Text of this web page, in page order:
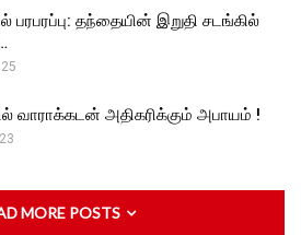
பரபரப்பு: தந்தையின் இறுதி சடங்கில்
வாராக்கடன் அதிகரிக்கும் அபாயம் !
MORE POSTS